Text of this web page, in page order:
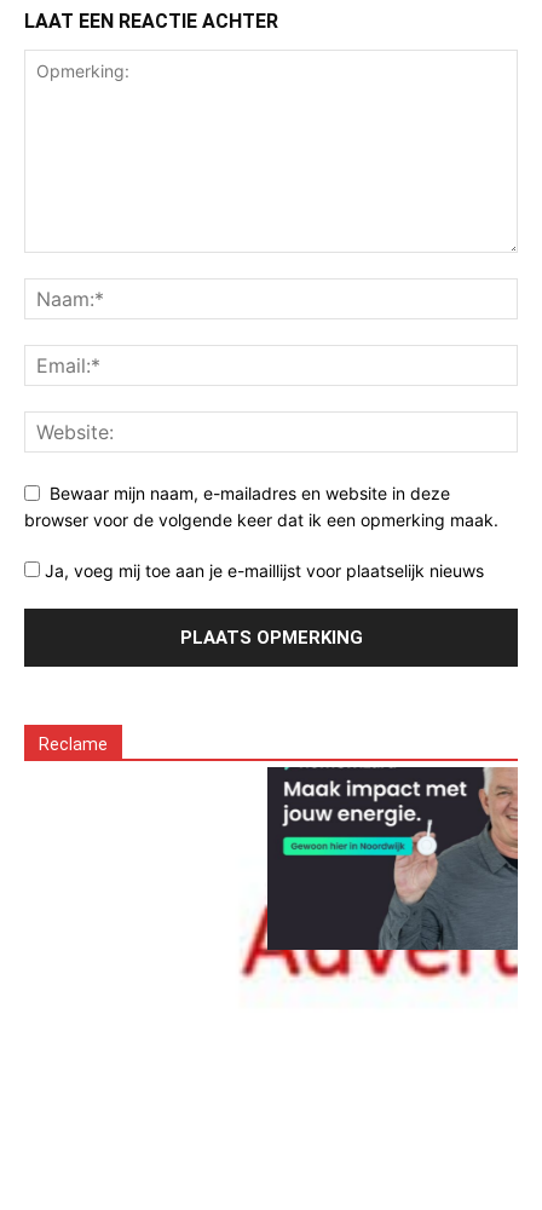
LAAT EEN REACTIE ACHTER
Bewaar mijn naam, e-mailadres en website in deze
browser voor de volgende keer dat ik een opmerking maak.
Ja, voeg mij toe aan je e-maillijst voor plaatselijk nieuws
Reclame